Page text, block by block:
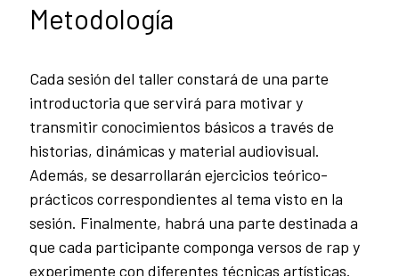
Metodología
Cada sesión del taller constará de una parte
introductoria que servirá para motivar y
transmitir conocimientos básicos a través de
historias, dinámicas y material audiovisual.
Además, se desarrollarán ejercicios teórico-
prácticos correspondientes al tema visto en la
sesión. Finalmente, habrá una parte destinada a
que cada participante componga versos de rap y
experimente con diferentes técnicas artísticas.